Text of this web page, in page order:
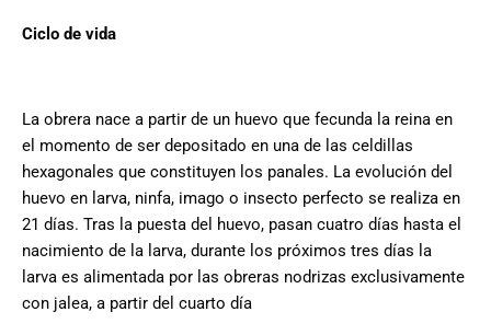
Ciclo de vida
La obrera nace a partir de un huevo que fecunda la reina en
el momento de ser depositado en una de las celdillas
hexagonales que constituyen los panales. La evolución del
huevo en larva, ninfa, imago o insecto perfecto se realiza en
21 días. Tras la puesta del huevo, pasan cuatro días hasta el
nacimiento de la larva, durante los próximos tres días la
larva es alimentada por las obreras nodrizas exclusivamente
con jalea, a partir del cuarto día